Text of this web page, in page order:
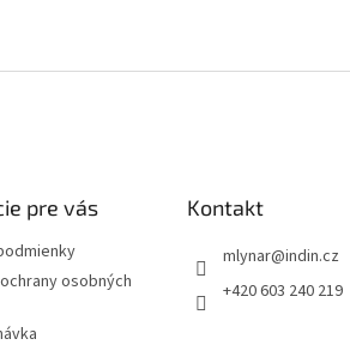
pre vás
osobných
Kontakt
mlynar@indin.cz
+420 603 240 219